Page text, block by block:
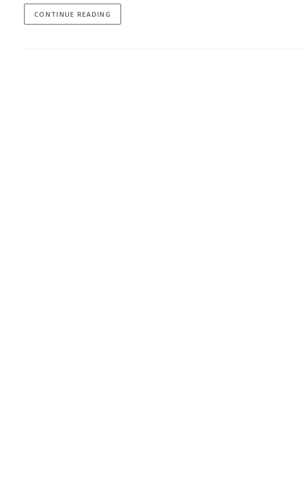
CONTINUE READING